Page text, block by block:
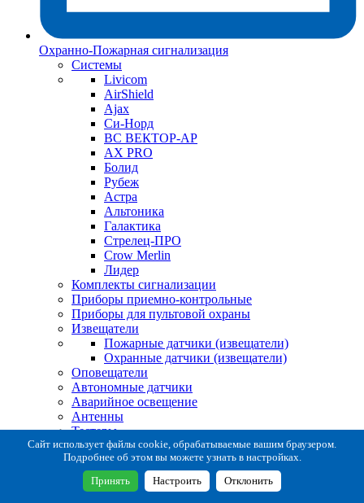
Охранно-Пожарная сигнализация
Системы
Livicom
AirShield
Ajax
Си-Норд
ВС ВЕКТОР-АР
AX PRO
Болид
Рубеж
Астра
Альтоника
Галактика
Стрелец-ПРО
Crow Merlin
Лидер
Комплекты сигнализации
Приборы приемно-контрольные
Приборы для пультовой охраны
Извещатели
Пожарные датчики (извещатели)
Охранные датчики (извещатели)
Оповещатели
Автономные датчики
Аварийное освещение
Антенны
Тестеры
Система сбора извещений
Расходные и монтажные материалы
Коробки коммутационные
Кронштейны для извещателей
Сайт использует файлы cookie, обрабатываемые вашим браузером.
Подробнее об этом вы можете узнать в настройках.
Принять Настроить Отклонить